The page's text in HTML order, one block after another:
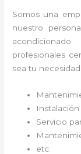
Somos una
nuestro
profesionales
sea tu necesidad:
Instalación
Servicio
etc.